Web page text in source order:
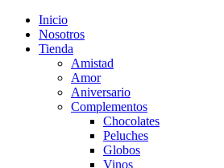
Inicio
Nosotros
Tienda
Amistad
Amor
Aniversario
Complementos
Chocolates
Peluches
Globos
Vinos